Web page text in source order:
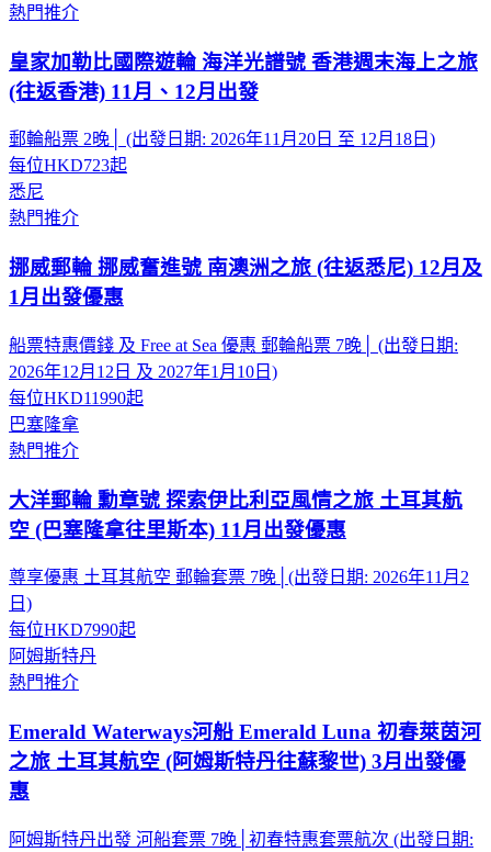
熱門推介
皇家加勒比國際遊輪 海洋光譜號 香港週末海上之旅
(往返香港) 11月、12月出發
郵輪船票 2晚│ (出發日期: 2026年11月20日 至 12月18日)
每位HKD723起
悉尼
熱門推介
挪威郵輪 挪威奮進號 南澳洲之旅 (往返悉尼) 12月及
1月出發優惠
船票特惠價錢 及 Free at Sea 優惠 郵輪船票 7晚│ (出發日期:
2026年12月12日 及 2027年1月10日)
每位HKD11990起
巴塞隆拿
熱門推介
大洋郵輪 勳章號 探索伊比利亞風情之旅 土耳其航
空 (巴塞隆拿往里斯本) 11月出發優惠
尊享優惠 土耳其航空 郵輪套票 7晚│(出發日期: 2026年11月2
日)
每位HKD7990起
阿姆斯特丹
熱門推介
Emerald Waterways河船 Emerald Luna 初春萊茵河
之旅 土耳其航空 (阿姆斯特丹往蘇黎世) 3月出發優
惠
阿姆斯特丹出發 河船套票 7晚│初春特惠套票航次 (出發日期: